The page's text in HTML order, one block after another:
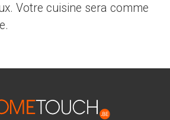
Votre cuisine sera comme